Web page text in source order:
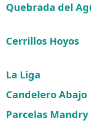
Quebrada del
Cerrillos Hoyos
La Liga
Candelero Abajo
Parcelas Mandry